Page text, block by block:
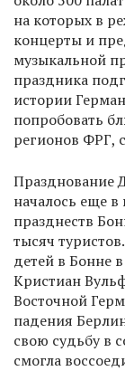
на которых в
концерты и
музыкальной
праздника
истории
попробовать
регионов ФРГ,
Празднование
началось еще
празднеств
тысяч
детей в Бонне
Кристиан
Восточной
падения
свою судьбу в
смогла